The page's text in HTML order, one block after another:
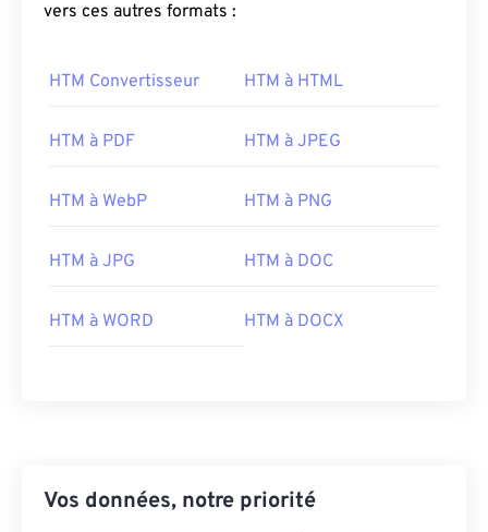
vers ces autres formats :
HTM Convertisseur HTM à HTML
HTM à PDF HTM à JPEG
HTM à WebP HTM à PNG
HTM à JPG HTM à DOC
HTM à WORD HTM à DOCX
Vos données, notre priorité